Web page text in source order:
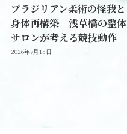
ブラジリアン柔術の怪我と
身体再構築｜浅草橋の整体
サロンが考える競技動作
2026年7月15日